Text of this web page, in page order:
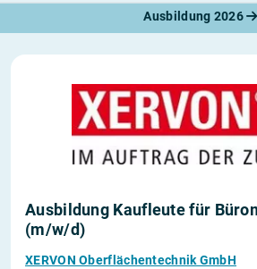
Ausbildung 2026
Ausbildung Kaufleute für
(m/w/d)
XERVON Oberflächentechnik GmbH